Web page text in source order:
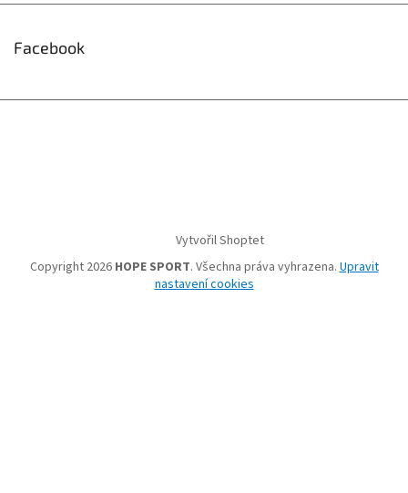
Facebook
Vytvořil Shoptet
Copyright 2026 HOPE SPORT. Všechna práva vyhrazena. Upravit
nastavení cookies